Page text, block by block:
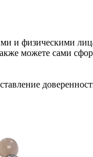
и физическими
можете сами